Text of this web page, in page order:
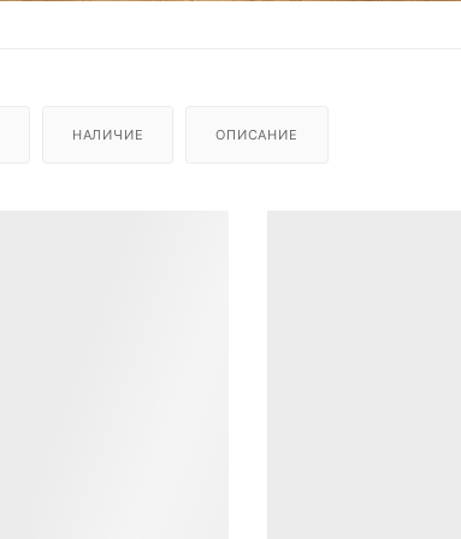
НАЛИЧИЕ ОПИСАНИЕ